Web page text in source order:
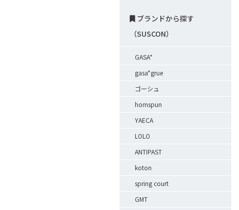
ブランドから探す
（SUSCON）
GASA*
gasa*grue
ゴーシュ
homspun
YAECA
LOLO
ANTIPAST
koton
spring court
GMT